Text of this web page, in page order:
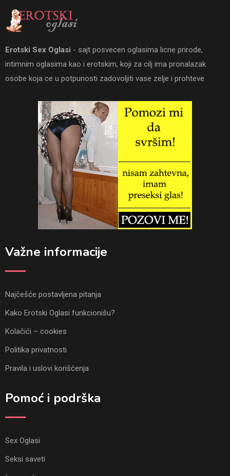
Erotski Sex Oglasi - sajt posvecen oglasima licne prirode,
intimnim oglasima kao i erotskim, koji za cilj ima pronalazak
osobe koja ce u potpunosti zadovoljiti vase zelje i prohteve
Važne informacije
Najčešće postavljena pitanja
Kako Erotski Oglasi funkcionišu?
Kolačići – cookies
Politika privatnosti
Pravila i uslovi korišćenja
Pomoć i podrška
Sex Oglasi
Seksi saveti